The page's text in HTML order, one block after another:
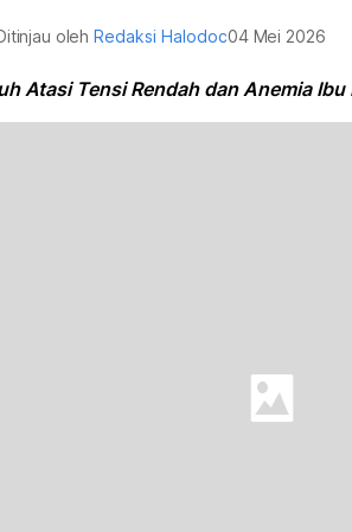
olehRedaksi Halodoc04 Mei 2026
Atasi Tensi Rendah dan Anemia Ibu